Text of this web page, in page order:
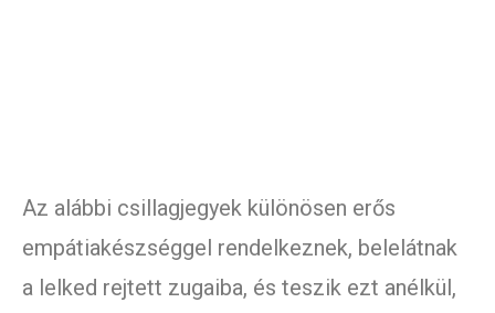
Az alábbi csillagjegyek különösen erős
empátiakészséggel rendelkeznek, belelátnak
a lelked rejtett zugaiba, és teszik ezt anélkül,